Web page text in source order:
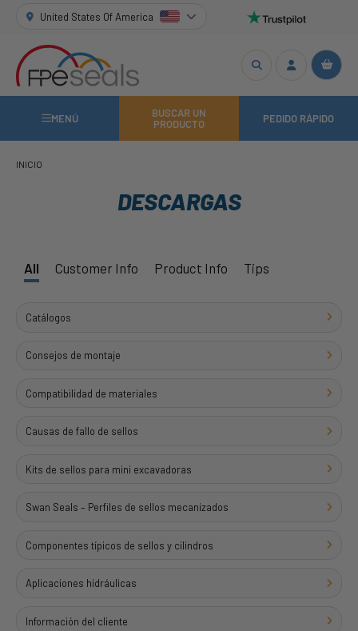
United States Of America
MENÚ
BUSCAR UN
PRODUCTO
PEDIDO RÁPIDO
INICIO
DESCARGAS
All Customer Info Product Info Tips
Catálogos
Consejos de montaje
Compatibilidad de materiales
Causas de fallo de sellos
Kits de sellos para mini excavadoras
Swan Seals – Perfiles de sellos mecanizados
Componentes típicos de sellos y cilindros
Aplicaciones hidráulicas
Información del cliente